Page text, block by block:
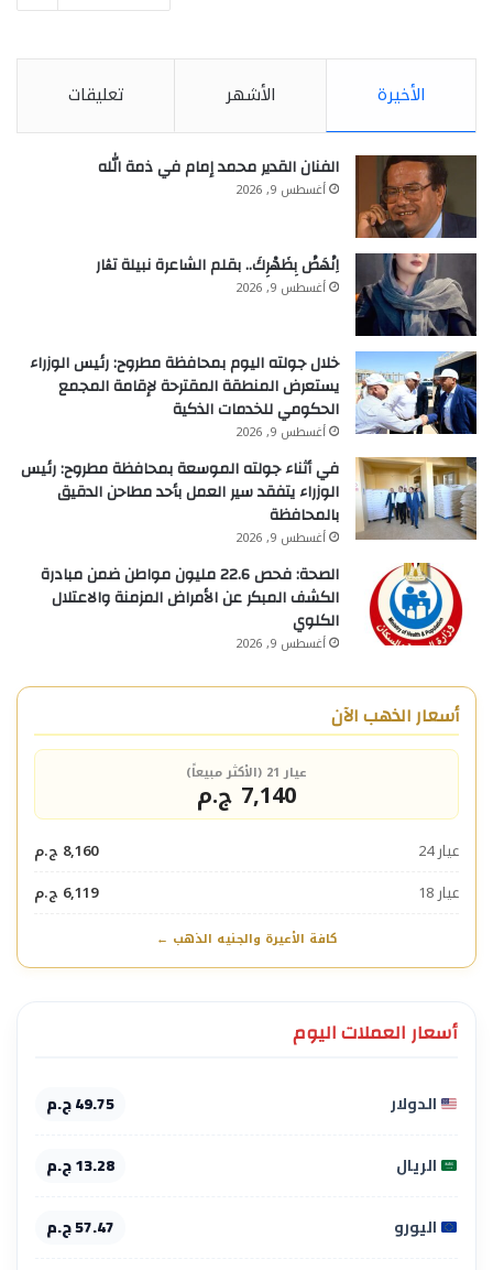
الأخيرة الأشهر تعليقات
الفنان القدير محمد إمام في ذمة الله
أغسطس 9, 2026
اِنْهَضْ بِظَهْرِكَ.. بقلم الشاعرة نبيلة تڨار
أغسطس 9, 2026
خلال جولته اليوم بمحافظة مطروح: رئيس الوزراء
يستعرض المنطقة المقترحة لإقامة المجمع
الحكومي للخدمات الذكية
أغسطس 9, 2026
في أثناء جولته الموسعة بمحافظة مطروح: رئيس
الوزراء يتفقد سير العمل بأحد مطاحن الدقيق
بالمحافظة
أغسطس 9, 2026
الصحة: فحص 22.6 مليون مواطن ضمن مبادرة
الكشف المبكر عن الأمراض المزمنة والاعتلال
الكلوي
أغسطس 9, 2026
أسعار الذهب الآن
عيار 21 (الأكثر مبيعاً)
7,140 ج.م
عيار 24
8,160 ج.م
عيار 18
6,119 ج.م
كافة الأعيرة والجنيه الذهب ←
أسعار العملات اليوم
الدولار 49.75 ج.م
الريال 13.28 ج.م
اليورو 57.47 ج.م